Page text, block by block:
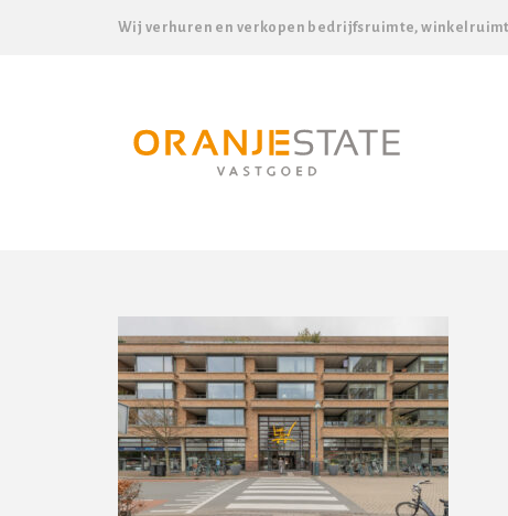
Wij verhuren en verkopen bedrijfsruimte,